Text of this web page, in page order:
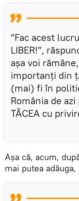
”Fac acest
LIBER!”,
așa voi
importanți din
(mai) fi în
România de
TĂCEA cu
Așa că, acum,
mai putea